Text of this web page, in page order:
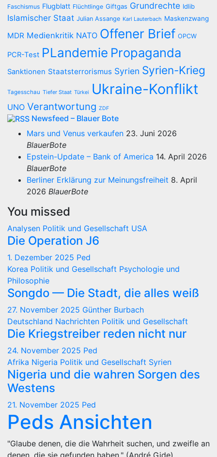
Faschismus Flugblatt Flüchtlinge Giftgas Grundrechte Idlib
Islamischer Staat Julian Assange Karl Lauterbach Maskenzwang
MDR Medienkritik NATO Offener Brief OPCW
PCR-Test PLandemie Propaganda
Sanktionen Staatsterrorismus Syrien Syrien-Krieg
Tagesschau Tiefer Staat Türkei Ukraine-Konflikt
UNO Verantwortung ZDF
Newsfeed – Blauer Bote
Mars und Venus verkaufen 23. Juni 2026
BlauerBote
Epstein-Update – Bank of America 14. April 2026
BlauerBote
Berliner Erklärung zur Meinungsfreiheit 8. April
2026 BlauerBote
You missed
Analysen Politik und Gesellschaft USA
Die Operation J6
1. Dezember 2025 Ped
Korea Politik und Gesellschaft Psychologie und
Philosophie
Songdo — Die Stadt, die alles weiß
27. November 2025 Günther Burbach
Deutschland Nachrichten Politik und Gesellschaft
Die Kriegstreiber reden nicht nur
24. November 2025 Ped
Afrika Nigeria Politik und Gesellschaft Syrien
Nigeria und die wahren Sorgen des
Westens
21. November 2025 Ped
Peds Ansichten
"Glaube denen, die die Wahrheit suchen, und zweifle an